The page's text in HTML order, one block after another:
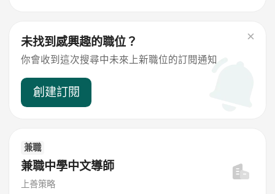
未找到感興趣的職位？
你會收到這次搜尋中未來上新職位的訂閱通知
創建訂閱
兼職
兼職中學中文導師
上善策略